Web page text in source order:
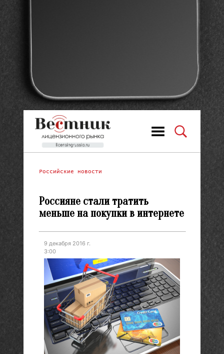
Российские новости
Россияне стали тратить
меньше на покупки в интернете
9 декабря 2016 г.
3:00